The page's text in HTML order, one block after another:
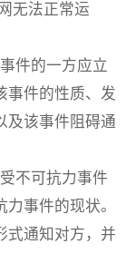
无法正常运
件的一方应立
事件的性质、发
及该事件阻碍通
不可抗力事件
事件的现状。
式通知对方，并